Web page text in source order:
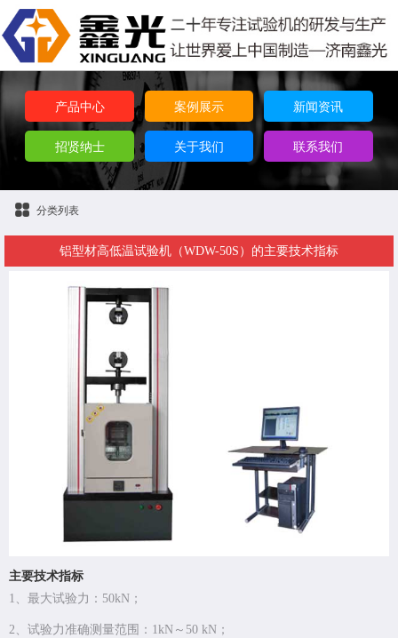
产品中心 案例展示 新闻资讯
招贤纳士 关于我们 联系我们
分类列表
铝型材高低温试验机（WDW-50S）的主要技术指标
主要技术指标
1、最大试验力：50kN；
2、试验力准确测量范围：1kN～50 kN；